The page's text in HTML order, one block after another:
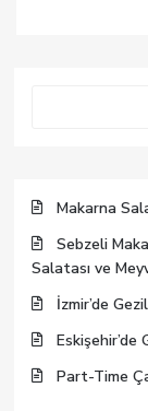
Makarna
Sebzeli
Salatası ve
İzmir’de
Eskişehir’de
Part-Time